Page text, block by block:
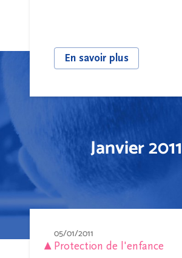
En savoir plus
Janvier 2011
05/01/2011
Protection de l'enfance